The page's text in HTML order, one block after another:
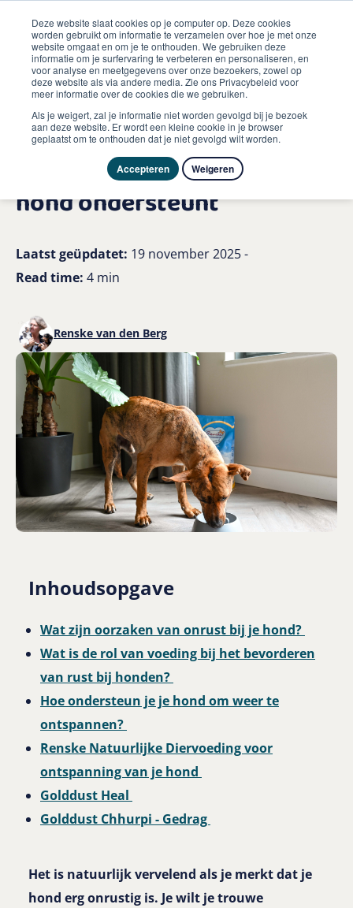
Deze website slaat cookies op je computer op. Deze cookies
worden gebruikt om informatie te verzamelen over hoe je met onze
website omgaat en om je te onthouden. We gebruiken deze
informatie om je surfervaring te verbeteren en personaliseren, en
voor analyse en meetgegevens over onze bezoekers, zowel op
deze website als via andere media. Zie ons Privacybeleid voor
meer informatie over de cookies die we gebruiken.
Als je weigert, zal je informatie niet worden gevolgd bij je bezoek
aan deze website. Er wordt een kleine cookie in je browser
geplaatst om te onthouden dat je niet gevolgd wilt worden.
Accepteren Weigeren
Hond
Hoe renske natuurlijke diervoeding rust bij jouw hond
Hoe Renske Natuurlijke
Diervoeding rust bij jouw
hond ondersteunt
Laatst geüpdatet: 19 november 2025 -
Read time: 4 min
Renske van den Berg
Inhoudsopgave
Wat zijn oorzaken van onrust bij je hond?
Wat is de rol van voeding bij het bevorderen
van rust bij honden?
Hoe ondersteun je je hond om weer te
ontspannen?
Renske Natuurlijke Diervoeding voor
ontspanning van je hond
Golddust Heal
Golddust Chhurpi - Gedrag
Het is natuurlijk vervelend als je merkt dat je
hond erg onrustig is. Je wilt je trouwe